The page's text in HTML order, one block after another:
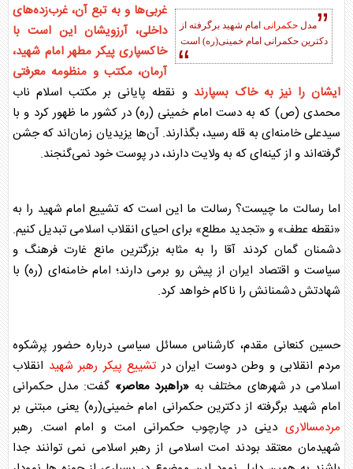
مدلحکمرانی امام شهید برگرفته از
دکترینحکمرانی امام خمینی(ره) است
غربی‌ها و به تبع آن، غرب‌زده‌های
داخلی، آرزویشان این است با
خاکسپاری پیکر مطهر امام شهید،
آرمان، مکتب و منظومه معرفتی
ایشان را نیز به خاک بسپارند و نقطه پایانی بر مکتب اسلام ناب
محمدی (ص) که به دست امام خمینی (ره) در کشور ما ظهور کرد و با
سیدعلی خامنه‌ای به قله رسید، بگذارند. آن‌ها یزیدیان زمان‌اند که جشن
گرفته‌اند و از کینه‌ای که به ولایت دارند، در پوست خود نمی‌گنجند.
اما رسالت ما چیست؟ رسالت ما این است که تشییع امام شهید را به
«نقطه عطف» و «تجدید مطلع» برای احیای انقلاب اسلامی تبدیل کنیم.
دشمنان گمان کردند آقا را به مثابه بزرگترین مانع غارت فرهنگ و
سیاست و اقتصاد ایران از پیش رو برمی دارند؛ امام خامنه‌ای (ره) با
شهادتش دشمنانش را ناکام خواهد کرد.
حسین کنعانی مقدم، کارشناس مسائل سیاسی درباره حضور پرشکوه
مردم انقلابی و وطن دوست ایران در تشییع پیکر رهبر شهید انقلاب
اسلامی در شهرهای مختلف به «راهبرد معاصر» گفت: مدلحکمرانی
امام شهید برگرفته از دکترینحکمرانی امام خمینی(ره) یعنی مبتنی بر
مردمسالاریدینی در چارچوبحکمرانی امت و امام است. رهبر
شهیدمان معتقد بودند امت اسلامی از رهبر اسلامی نمی توانند جدا